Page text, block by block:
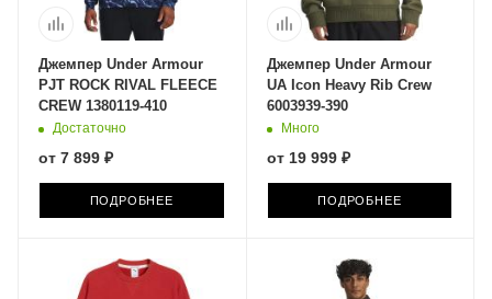
Джемпер Under Armour
PJT ROCK RIVAL FLEECE
CREW 1380119-410
Достаточно
от 7 899 ₽
ПОДРОБНЕЕ
Джемпер Under Armour
UA Icon Heavy Rib Crew
6003939-390
Много
от 19 999 ₽
ПОДРОБНЕЕ